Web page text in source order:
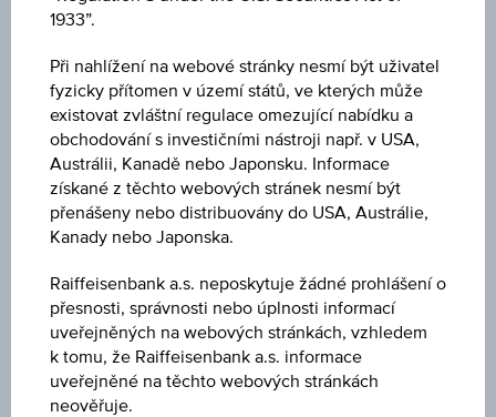
Podkladové aktivum
Tržní očekávání
Země/region
Měna produktu
1933”.
Při nahlížení na webové stránky nesmí být uživatel
fyzicky přítomen v území států, ve kterých může
existovat zvláštní regulace omezující nabídku a
obchodování s investičními nástroji např. v USA,
Austrálii, Kanadě nebo Japonsku. Informace
získané z těchto webových stránek nesmí být
přenášeny nebo distribuovány do USA, Austrálie,
Kanady nebo Japonska.
Raiffeisenbank a.s. neposkytuje žádné prohlášení o
přesnosti, správnosti nebo úplnosti informací
uveřejněných na webových stránkách, vzhledem
k tomu, že Raiffeisenbank a.s. informace
uveřejněné na těchto webových stránkách
neověřuje.